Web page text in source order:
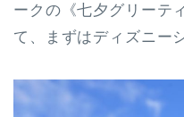
ークの《七夕グリーテ
て、まずはディズニー